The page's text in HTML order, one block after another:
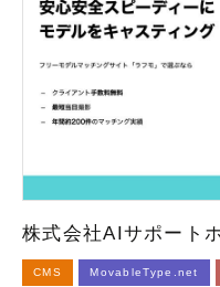
株式会社AIサポート
CMS MovableType.net